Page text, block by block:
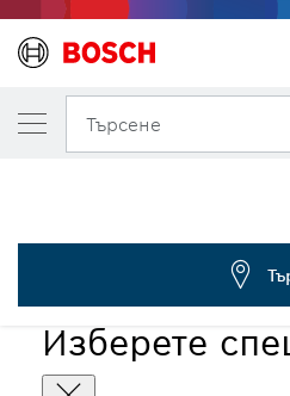
Търсене
Изберете
ВАШИЯТ ИЗБРАН ВАРИАНТ
Торба за прах
1 605 411 028